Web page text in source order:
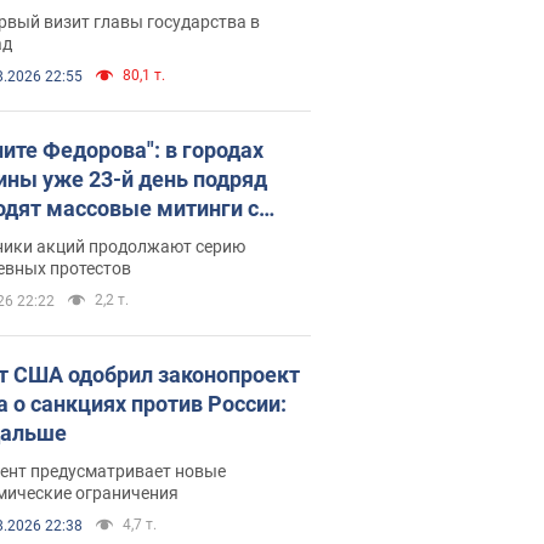
визит главы государства в
22:55 80,1 т.
Федорова": в городах
уже 23-й день подряд
массовые митинги с
Фото и видео
акций продолжают серию
протестов
22:22 2,2 т.
США одобрил законопроект
о санкциях против России:
предусматривает новые
ограничения
22:38 4,7 т.